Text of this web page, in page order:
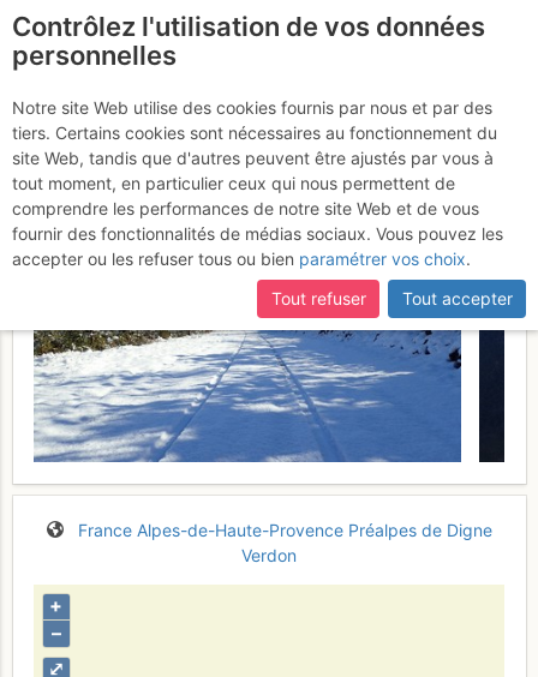
Verdon - L'Escalès :
Cocoluche
Dimanche 26 mars 2017
France Alpes-de-Haute-Provence Préalpes de Digne
Verdon
⤢
+
–
Contrôlez l'utilisation de vos données
personnelles
Notre site Web utilise des cookies fournis par nous et par des
tiers. Certains cookies sont nécessaires au fonctionnement du
site Web, tandis que d'autres peuvent être ajustés par vous à
tout moment, en particulier ceux qui nous permettent de
comprendre les performances de notre site Web et de vous
fournir des fonctionnalités de médias sociaux. Vous pouvez les
accepter ou les refuser tous ou bien paramétrer vos choix.
Tout refuser
Tout accepter